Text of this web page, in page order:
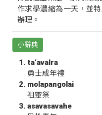
作求學濃縮為一天，並
辦理。
小辭典
ta‘avalra
勇士成年禮
molapangolai
祖靈祭
asavasavahe